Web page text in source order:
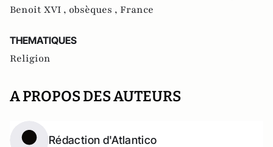
Benoit XVI , obsèques , France
THEMATIQUES
Religion
A PROPOS DES AUTEURS
Rédaction d'Atlantico